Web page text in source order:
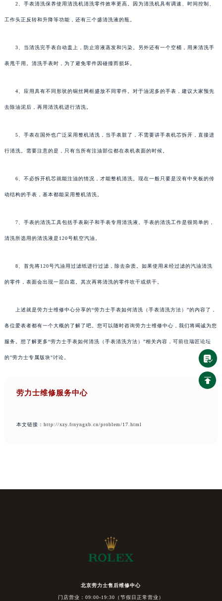
2、手表清洗保养使用清洗机清洗零件效率更高。因为清洗机具有调速、时间控制、
工作头正反转和升降等功能，还有三个盛清洗液的瓶。
3、当清洗完手表自动盖上，防止溶液蒸发和污染。另外还有一个空桶，用来清洗手
表甩干用。清洗手表时，为了避免零件因碰撞而损坏。
4、应用具有不同形状的铜丝网框盛放不同零件。对于油泥多的手表，建议大家预先
去除油泥后，再用清洗机进行清洗。
5、手表在国外也广泛采用整机清洗，当手表脏了，不需要讲手表机芯拆开，直接进
行清洗。需要注意的是，只有当所有注油部位都在表机表面的时候。
6、不必拆开机芯就能注油的情况，才能整机清洗。现在一般只要是没有中夹板的传
动结构的手表，基本都能采用整机清洗。
7、手表的清洗工具包括手表刷子和手表专用清洗液。手表的清洗工作是很简单的，
清洗所选用的清洗液是120号航空汽油。
8、首先将120号汽油用过滤纸进行过滤，除去杂质。如果使用未经过滤的汽油清洗
的零件，表面会出现一层白霜。其次再将清洗的零件吹干或烘干。
上述就是劳力士维修中心分享的“劳力士手表如何清洗（手表清洗方法）”的内容了，
各位爱表者都有一个大概的了解了吧。您可以随时咨询劳力士维修中心，我们将竭诚为您
服务。想了解更多“劳力士手表如何清洗（手表清洗方法）”相关内容，可前往瑞匠论坛
的"劳力士专属版块"讨论。
劳力士维修服务中心
本文链接： http://xzy.frnyngxb.cn/problem/17.html
北京劳力士售后维修中心
门店营业：09:00-19:30（节假日正常营业）